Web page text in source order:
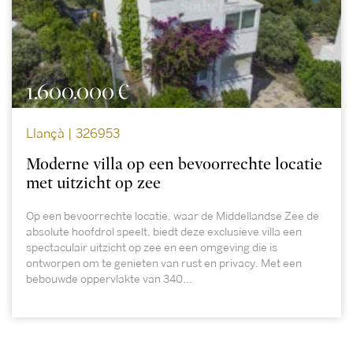
1.600.000 €
Llançà | 326953
Moderne villa op een bevoorrechte locatie
met uitzicht op zee
Op een bevoorrechte locatie, waar de Middellandse Zee de
absolute hoofdrol speelt, biedt deze exclusieve villa een
spectaculair uitzicht op zee en een omgeving die is
ontworpen om te genieten van rust en privacy. Met een
bebouwde oppervlakte van 340...